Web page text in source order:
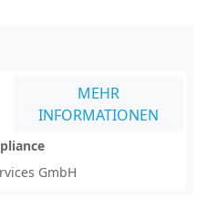
MEHR
INFORMATIONEN
GmbH